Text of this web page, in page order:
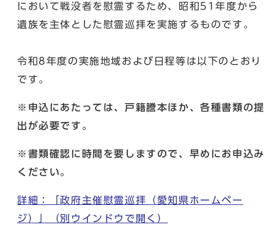
において戦没者を慰霊するため、昭和51年度から
遺族を主体とした慰霊巡拝を実施するものです。
令和8年度の実施地域および日程等は以下のとおり
です。
※申込にあたっては、戸籍謄本ほか、各種書類の提
出が必要です。
※書類確認に時間を要しますので、早めにお申込み
ください。
詳細：「政府主催慰霊巡拝（愛知県ホームペー
ジ）」
（別ウインドウで開く）